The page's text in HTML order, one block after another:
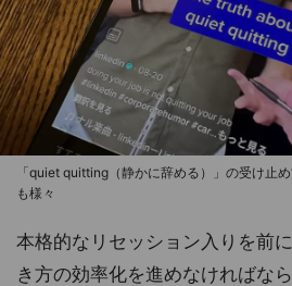
「quiet quitting（静かに辞める）」の受け止
も様々
本格的なリセッション入りを前
き方の効率化を進めなければな